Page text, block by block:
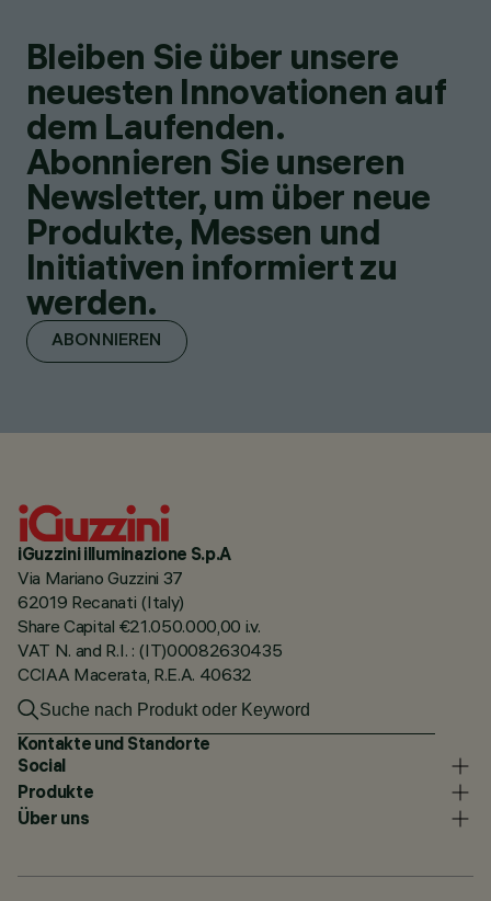
Bleiben Sie über unsere
neuesten Innovationen auf
dem Laufenden.
Abonnieren Sie unseren
Newsletter, um über neue
Produkte, Messen und
Initiativen informiert zu
werden.
ABONNIEREN
iGuzzini illuminazione S.p.A
Via Mariano Guzzini 37
62019 Recanati (Italy)
Share Capital €21.050.000,00 i.v.
VAT N. and R.I. : (IT)00082630435
CCIAA Macerata, R.E.A. 40632
Kontakte und Standorte
Social
Produkte
Über uns